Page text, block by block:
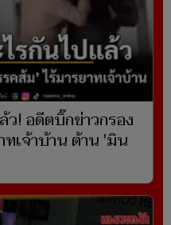
ว! อดีตบิ๊กข่าวกรอง
ทเจ้าบ้าน ต้าน 'มิน